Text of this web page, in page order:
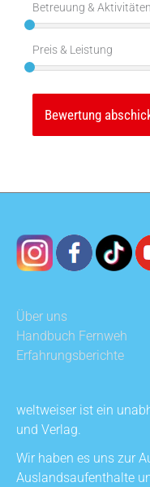
Betreuung & Aktivitäten
Preis & Leistung
Über uns
Handbuch Fernweh
Erfahrungsberichte
weltweiser ist ein
und Verlag.
Wir haben es uns zur
Auslandsaufenthalte